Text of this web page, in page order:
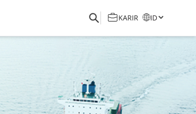
KARIR ID